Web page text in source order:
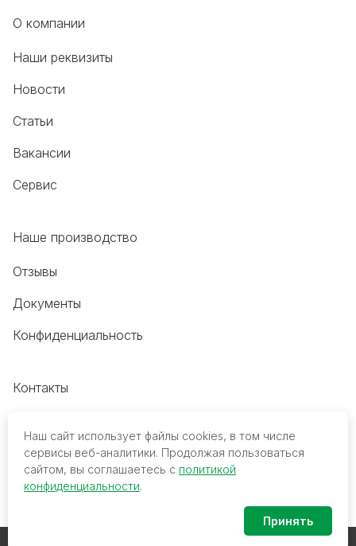
О компании
Наши реквизиты
Новости
Статьи
Вакансии
Сервис
Наше производство
Отзывы
Документы
Конфиденциальность
Контакты
8 (800) 700-68-45
trade@mediko.ru
Наш сайт использует файлы cookies, в том числе
сервисы веб-аналитики. Продолжая пользоваться
сайтом, вы соглашаетесь с политикой
конфиденциальности.
Принять